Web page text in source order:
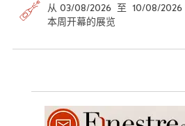
从 03/08/2026 至 10/08/2026
本周开幕的展览